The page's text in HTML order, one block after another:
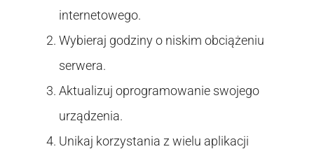
internetowego.
Wybieraj godziny o niskim obciążeniu
serwera.
Aktualizuj oprogramowanie swojego
urządzenia.
Unikaj korzystania z wielu aplikacji